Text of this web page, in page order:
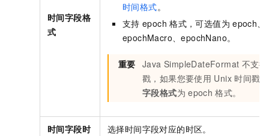
时间字段格
式
时间格式。
支持 epoch 格式，可选值为 epoch、
epochMacro、epochNano。
重要 Java SimpleDateFormat 不支持
戳，如果您要使用 Unix 时间戳
字段格式为 epoch 格式。
时间字段时
选择时间字段对应的时区。